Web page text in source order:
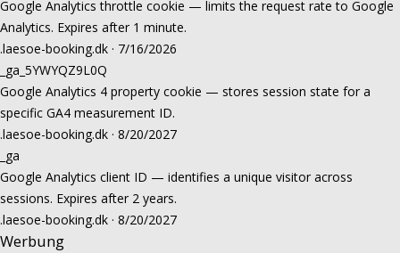
Google Analytics throttle cookie — limits the request rate to Google
Analytics. Expires after 1 minute.
.laesoe-booking.dk · 7/16/2026
_ga_5YWYQZ9L0Q
Google Analytics 4 property cookie — stores session state for a
specific GA4 measurement ID.
.laesoe-booking.dk · 8/20/2027
_ga
Google Analytics client ID — identifies a unique visitor across
sessions. Expires after 2 years.
.laesoe-booking.dk · 8/20/2027
Werbung